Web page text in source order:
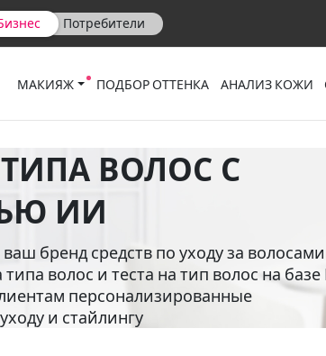
Потребители
МАКИЯЖ ПОДБОР ОТТЕНКА АНАЛИЗ КОЖИ
ВОЛОС С
ИИ
бренд средств по уходу за волосами
волос и теста на тип волос на
персонализированные
и стайлингу